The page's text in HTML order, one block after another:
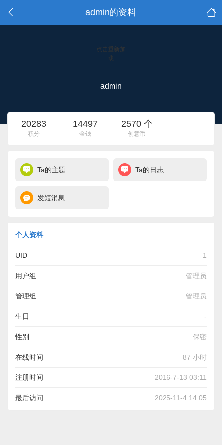
admin的资料
点击重新加
载
admin
20283
积分
14497
金钱
2570 个
创意币
Ta的主题 Ta的日志
发短消息
个人资料
UID 1
用户组 管理员
管理组 管理员
生日 -
性别 保密
在线时间 87 小时
注册时间 2016-7-13 03:11
最后访问 2025-11-4 14:05